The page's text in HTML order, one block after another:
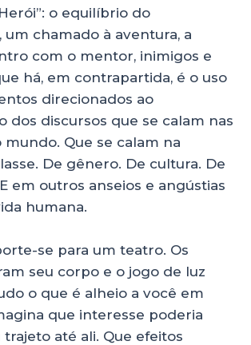
o equilíbrio do
um chamado à aventura, a
com o mentor, inimigos e
há, em contrapartida, é o uso
direcionados ao
dos discursos que se calam nas
Que se calam na
De gênero. De cultura. De
em outros anseios e angústias
humana.
se para um teatro. Os
seu corpo e o jogo de luz
o que é alheio a você em
que interesse poderia
trajeto até ali. Que efeitos